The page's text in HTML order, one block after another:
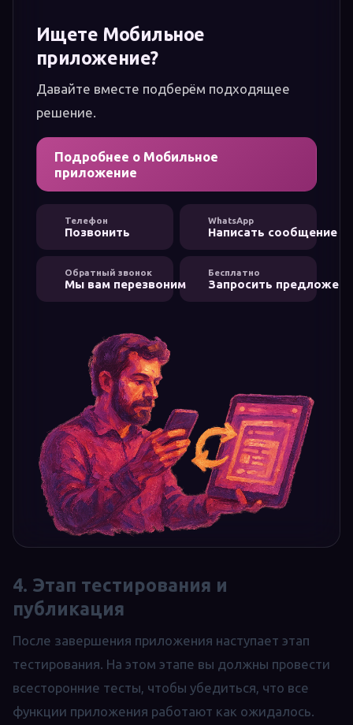
Ищете Мобильное
приложение?
Давайте вместе подберём подходящее
решение.
Подробнее о Мобильное
приложение
Телефон
Позвонить
WhatsApp
Написать сообщение
Обратный звонок
Мы вам перезвоним
Бесплатно
Запросить
4. Этап тестирования и
публикация
После завершения приложения наступает этап
тестирования. На этом этапе вы должны провести
всесторонние тесты, чтобы убедиться, что все
функции приложения работают как ожидалось.